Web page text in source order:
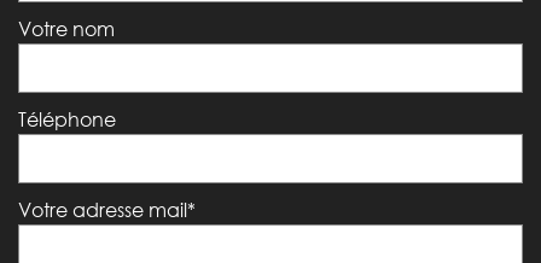
Votre nom
Téléphone
Votre adresse mail*